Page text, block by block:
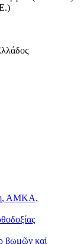
ΑΜΚΑ,
καί